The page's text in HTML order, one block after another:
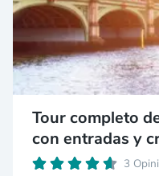
Tour completo
con entradas y
3